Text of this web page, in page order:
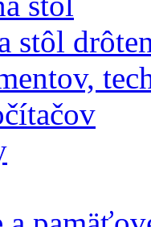
stôl